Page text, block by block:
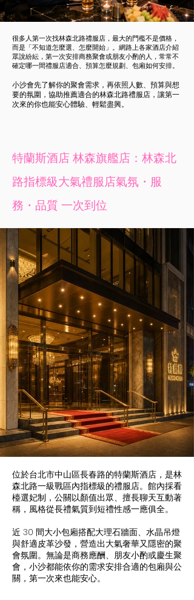
很多人第一次找林森北路禮服店，最大的門檻不是價格，
而是「不知道怎麼選、怎麼開始」。網路上各家酒店介紹
眾說紛紜，第一次安排商務聚會或朋友小酌的人，常常不
確定哪一間禮服店適合、預算怎麼規劃、包廂如何安排。
小沙會先了解你的聚會需求，再依照人數、預算與想
要的氛圍，協助推薦適合的林森北路禮服店，讓第一
次來的你也能安心體驗、輕鬆盡興。
特蘭斯酒店 林森旗艦店：林森北
路指標級大氣禮服店​氣氛・服
務・品質 一次到位
位於台北市中山區長春路的特蘭斯酒店，是林
森北路一級戰區內指標級的禮服店。館內採看
檯選妃制，公關以顏值出眾、擅長聊天互動著
稱，風格從長禮氣質到短禮性感一應俱全。
近 30 間大小包廂搭配大理石牆面、水晶吊燈
與舒適皮革沙發，營造出大氣奢華又隱密的聚
會氛圍。無論是商務應酬、朋友小酌或慶生聚
會，小沙都能依你的需求安排合適的包廂與公
關，第一次來也能安心。